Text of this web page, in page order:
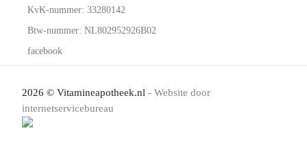
facebook
KvK-nummer: 33280142
Btw-nummer: NL802952926B02
2026 © Vitamineapotheek.nl - Website door
internetservicebureau